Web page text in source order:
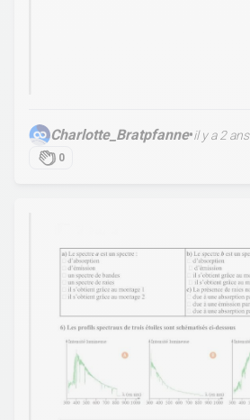
Charlotte_Bratpfanne•il y a 2 ans
0